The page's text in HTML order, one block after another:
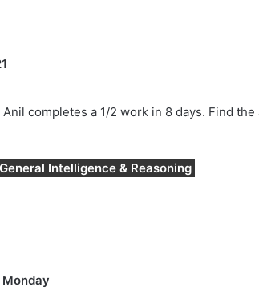
completes a 1/2 work in 8 days. Find
Intelligence & Reasoning
Monday